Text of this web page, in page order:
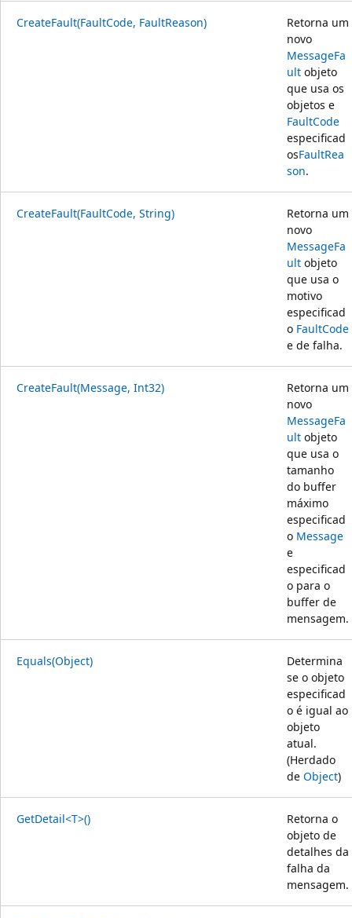
CreateFault(FaultCode, FaultReason)
Retorna um
novo
MessageFa
ult objeto
que usa os
objetos e
FaultCode
especificad
osFaultRea
son.
CreateFault(FaultCode, String)
Retorna um
novo
MessageFa
ult objeto
que usa o
motivo
especificad
o FaultCode
e de falha.
CreateFault(Message, Int32)
Retorna um
novo
MessageFa
ult objeto
que usa o
tamanho
do buffer
máximo
especificad
o Message
e
especificad
o para o
buffer de
mensagem.
Equals(Object)
Determina
se o objeto
especificad
o é igual ao
objeto
atual.
(Herdado
de Object)
GetDetail<T>()
Retorna o
objeto de
detalhes da
falha da
mensagem.